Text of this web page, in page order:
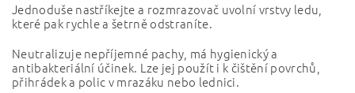
Jednoduše nastříkejte a rozmrazovač uvolní vrstvy ledu,
které pak rychle a šetrně odstraníte.
Neutralizuje nepříjemné pachy, má hygienický a
antibakteriální účinek. Lze jej použít i k čištění povrchů,
přihrádek a polic v mrazáku nebo lednici.